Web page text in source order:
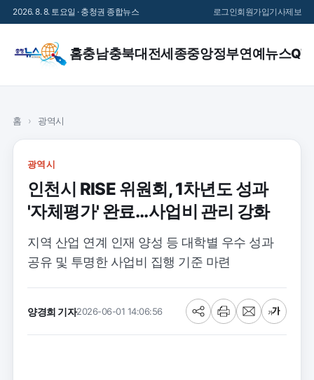
2026. 8. 8. 토요일 · 충청권 종합뉴스 로그인회원가입기사제보
홈충남충북대전세종중앙정부연예 뉴스
홈 › 광역시
광역시
인천시 RISE 위원회, 1차년도 성과
'자체평가' 완료...사업비 관리 강화
지역 산업 연계 인재 양성 등 대학별 우수 성과
공유 및 투명한 사업비 집행 기준 마련
양경희 기자2026-06-01 14:06:56
공
유
프
린
메
일
글
씨